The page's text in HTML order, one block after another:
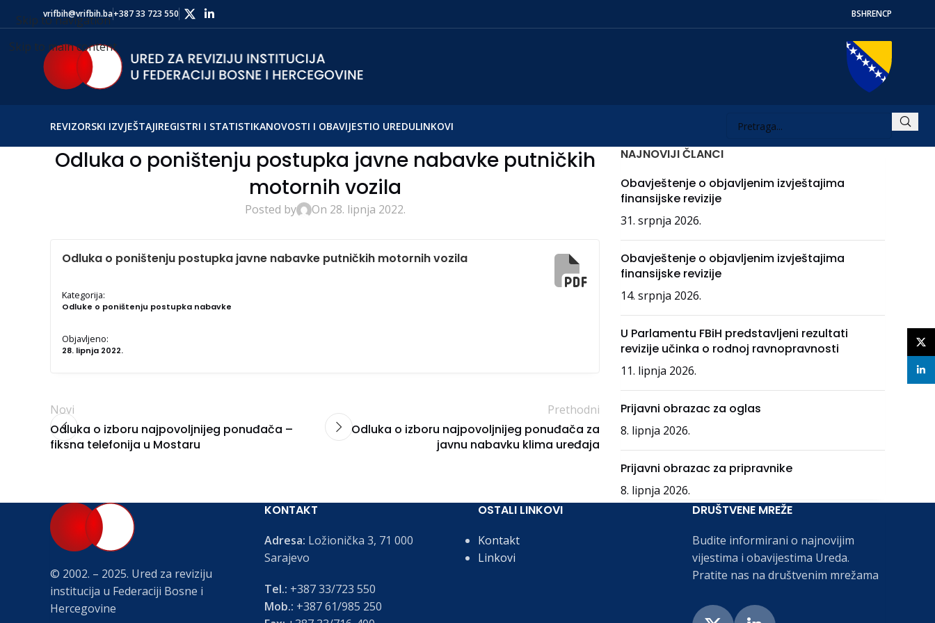
Skip to navigation
Skip to main content
vrifbih@vrifbih.ba+387 33 723 550 BSHRENСР
REVIZORSKI IZVJEŠTAJIREGISTRI I STATISTIKANOVOSTI I OBAVIJESTIO UREDULINKOVI
Odluka o poništenju postupka javne nabavke putničkih
motornih vozila
Posted by On 28. lipnja 2022.
Odluka o poništenju postupka javne nabavke putničkih motornih vozila
Kategorija:
Odluke o poništenju postupka nabavke
Objavljeno:
28. lipnja 2022.
Novi
Odluka o izboru najpovoljnijeg ponuđača –
fiksna telefonija u Mostaru
Prethodni
Odluka o izboru najpovoljnijeg ponuđača za
javnu nabavku klima uređaja
NAJNOVIJI ČLANCI
Obavještenje o objavljenim izvještajima
finansijske revizije
31. srpnja 2026.
Obavještenje o objavljenim izvještajima
finansijske revizije
14. srpnja 2026.
U Parlamentu FBiH predstavljeni rezultati
revizije učinka o rodnoj ravnopravnosti
11. lipnja 2026.
Prijavni obrazac za oglas
8. lipnja 2026.
Prijavni obrazac za pripravnike
8. lipnja 2026.
© 2002. – 2025. Ured za reviziju
institucija u Federaciji Bosne i
Hercegovine
KONTAKT
Adresa: Ložionička 3, 71 000
Sarajevo
Tel.: +387 33/723 550
Mob.: +387 61/985 250
OSTALI LINKOVI
Kontakt
Linkovi
DRUŠTVENE MREŽE
Budite informirani o najnovijim
vijestima i obavijestima Ureda.
Pratite nas na društvenim mrežama